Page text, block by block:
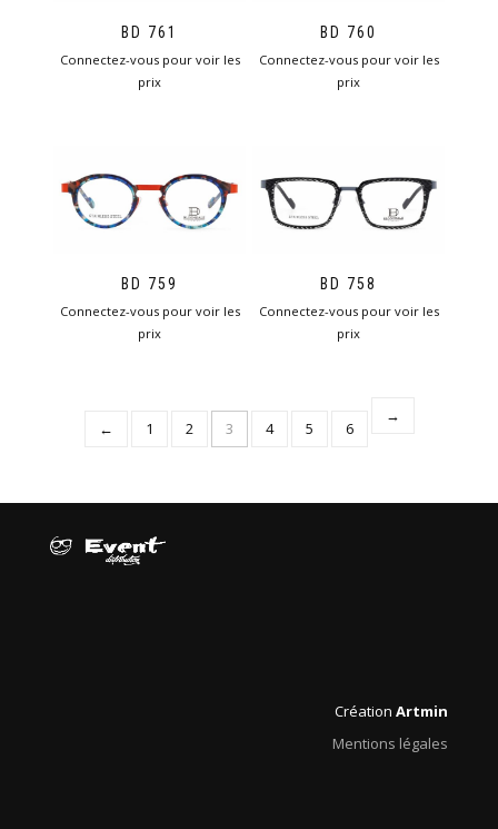
BD 761
Connectez-vous pour voir les
prix
BD 760
Connectez-vous pour voir les
prix
BD 759
Connectez-vous pour voir les
prix
BD 758
Connectez-vous pour voir les
prix
← 1 2 3 4 5 6
→
Création Artmin
Mentions légales